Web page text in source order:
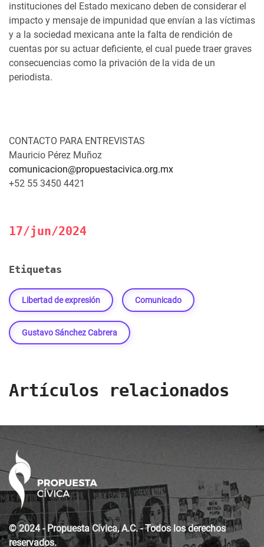
instituciones del Estado mexicano deben de considerar el
impacto y mensaje de impunidad que envían a las víctimas
y a la sociedad mexicana ante la falta de rendición de
cuentas por su actuar deficiente, el cual puede traer graves
consecuencias como la privación de la vida de un
periodista.
CONTACTO PARA ENTREVISTAS
Mauricio Pérez Muñoz
comunicacion@propuestacivica.org.mx
+52 55 3450 4421
17/jun/2024
Etiquetas
Libertad de expresión Comunicado
Gustavo Sánchez Cabrera
Artículos relacionados
© 2024 - Propuesta Cívica, A.C. - Todos los derechos
reservados.